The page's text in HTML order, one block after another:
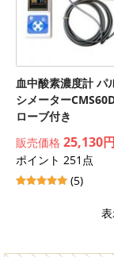
血中酸素濃度計 パ
シメーター
ローブ付き
販売価格 25,130円
ポイント 251点
(5)